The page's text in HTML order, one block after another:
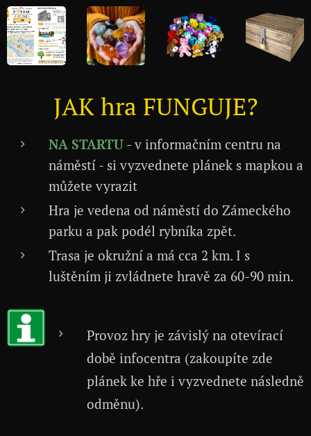
JAK hra FUNGUJE?
NA STARTU - v informačním centru na
náměstí - si vyzvednete plánek s mapkou a
můžete vyrazit
Hra je vedena od náměstí do Zámeckého
parku a pak podél rybníka zpět.
Trasa je okružní a má cca 2 km. I s
luštěním ji zvládnete hravě za 60-90 min.
Provoz hry je závislý na otevírací
době infocentra (zakoupíte zde
plánek ke hře i vyzvednete následně
odměnu).